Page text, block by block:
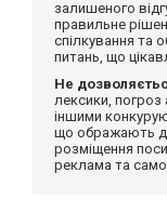
залишеного
правильне
спілкування та
питань, що
Не
лексики, погроз
іншими
що ображають
розміщення
реклама та